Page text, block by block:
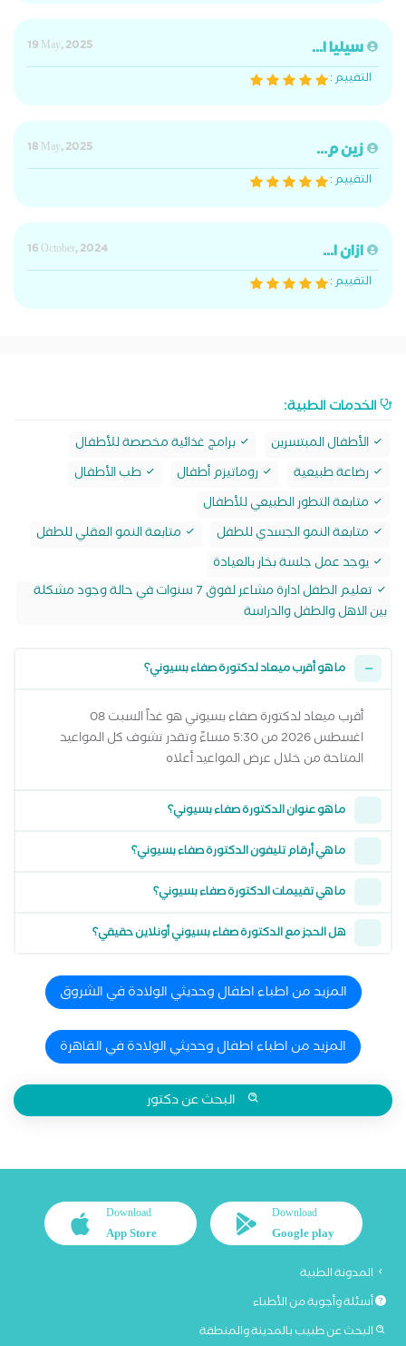
سيليا ا...
19 May, 2025
التقييم :
زين م...
18 May, 2025
التقييم :
ازان ا...
16 October, 2024
التقييم :
الخدمات الطبية:
الأطفال المبتسرين
برامج غذائية مخصصة للأطفال
رضاعة طبيعية
روماتيزم أطفال
طب الأطفال
متابعة التطور الطبيعي للأطفال
متابعة النمو الجسدي للطفل
متابعة النمو العقلي للطفل
يوجد عمل جلسة بخار بالعيادة
تعليم الطفل ادارة مشاعر لفوق 7 سنوات في حالة وجود مشكلة
بين الاهل والطفل والدراسة
ما هو أقرب ميعاد لدكتورة صفاء بسيوني؟
أقرب ميعاد لدكتورة صفاء بسيوني هو غداً السبت 08
اغسطس 2026 من 5:30 مساءً وتقدر تشوف كل المواعيد
المتاحة من خلال عرض المواعيد أعلاه
ما هو عنوان الدكتورة صفاء بسيوني؟
ما هي أرقام تليفون الدكتورة صفاء بسيوني؟
ما هي تقييمات الدكتورة صفاء بسيوني؟
هل الحجز مع الدكتورة صفاء بسيوني أونلاين حقيقي؟
المزيد من اطباء اطفال وحديثي الولادة في الشروق
المزيد من اطباء اطفال وحديثي الولادة في القاهرة
البحث عن دكتور
Download
Google play
Download
App Store
المدونة الطبية
أسئلة وأجوبة من الأطباء
البحث عن طبيب بالمدينة والمنطقة